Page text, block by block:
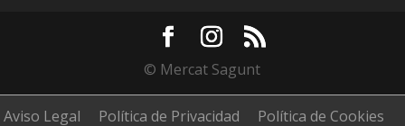
© Mercat Sagunt
Aviso Legal Política de Privacidad Política de Cookies